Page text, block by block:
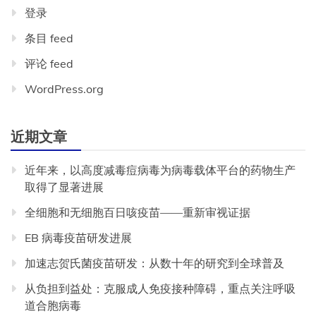
登录
条目 feed
评论 feed
WordPress.org
近期文章
近年来，以高度减毒痘病毒为病毒载体平台的药物生产
取得了显著进展
全细胞和无细胞百日咳疫苗——重新审视证据
EB 病毒疫苗研发进展
加速志贺氏菌疫苗研发：从数十年的研究到全球普及
从负担到益处：克服成人免疫接种障碍，重点关注呼吸
道合胞病毒